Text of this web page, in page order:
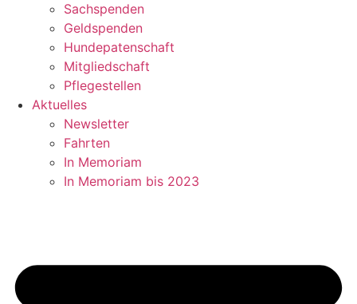
Sachspenden
Geldspenden
Hundepatenschaft
Mitgliedschaft
Pflegestellen
Aktuelles
Newsletter
Fahrten
In Memoriam
In Memoriam bis 2023